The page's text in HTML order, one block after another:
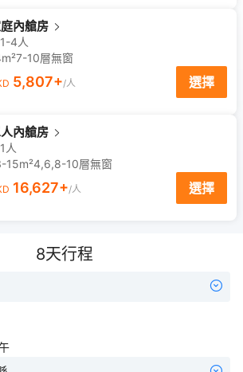
內艙房
4人
7-10層無窗
5,807+/人 選擇
內艙房
人
15m²4,6,8-10層無窗
16,627+/人 選擇
8天行程